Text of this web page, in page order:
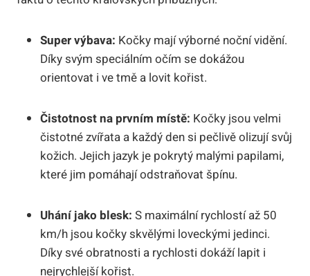
Super výbava: Kočky mají výborné noční vidění.
Díky svým speciálním očím se dokážou
orientovat i ve tmě a lovit kořist.
Čistotnost na prvním místě: Kočky jsou velmi
čistotné zvířata a každý den si pečlivě olizují svůj
kožich. Jejich jazyk je pokrytý malými papilami,
které jim pomáhají odstraňovat špínu.
Uhání jako blesk: S maximální rychlostí až 50
km/h jsou kočky skvělými loveckými jedinci.
Díky své obratnosti a rychlosti dokáží lapit i
nejrychlejší kořist.